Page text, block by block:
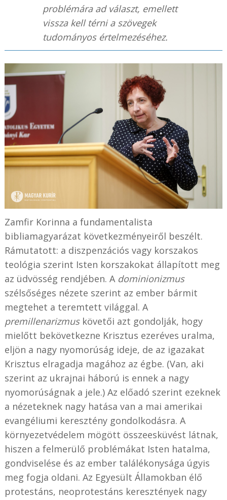
problémára ad választ, emellett
vissza kell térni a szövegek
tudományos értelmezéséhez.
Zamfir Korinna a fundamentalista
bibliamagyarázat következményeiről beszélt.
Rámutatott: a diszpenzációs vagy korszakos
teológia szerint Isten korszakokat állapított meg
az üdvösség rendjében. A dominionizmus
szélsőséges nézete szerint az ember bármit
megtehet a teremtett világgal. A
premillenarizmuskövetői azt gondolják, hogy
mielőtt bekövetkezne Krisztus ezeréves uralma,
eljön a nagy nyomorúság ideje, de az igazakat
Krisztus elragadja magához az égbe. (Van, aki
szerint az ukrajnai háború is ennek a nagy
nyomorúságnak a jele.) Az előadó szerint ezeknek
a nézeteknek nagy hatása van a mai amerikai
evangéliumi keresztény gondolkodásra. A
környezetvédelem mögött összeesküvést látnak,
hiszen a felmerülő problémákat Isten hatalma,
gondviselése és az ember találékonysága úgyis
meg fogja oldani. Az Egyesült Államokban élő
protestáns, neoprotestáns keresztények nagy